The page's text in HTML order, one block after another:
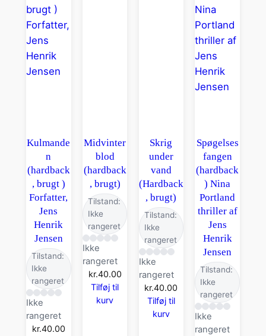
Kulmande
n
(hardback
, brugt )
Forfatter,
Jens
Henrik
Jensen
Tilstand:
Ikke
rangeret
Ikke
rangeret
kr.40.00
Midvinter
blod
(hardback
, brugt)
Tilstand:
Ikke
rangeret
Ikke
rangeret
kr.40.00
Tilføj til
kurv
Skrig
under
vand
(Hardback
, brugt)
Tilstand:
Ikke
rangeret
Ikke
rangeret
kr.40.00
Tilføj til
kurv
Spøgelses
fangen
(hardback
) Nina
Portland
thriller af
Jens
Henrik
Jensen
Tilstand:
Ikke
rangeret
Ikke
rangeret